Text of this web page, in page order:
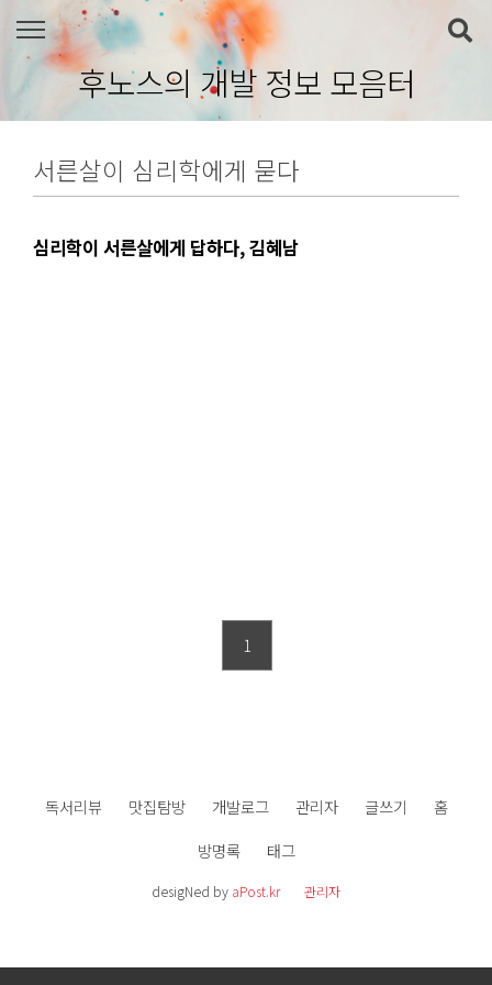
본문 바로가기
후노스의 개발 정보 모음터
서른살이 심리학에게 묻다
심리학이 서른살에게 답하다, 김혜남
1
독서리뷰 맛집탐방 개발로그 관리자 글쓰기
홈
방명록
태그
desigNed by aPost.kr 관리자